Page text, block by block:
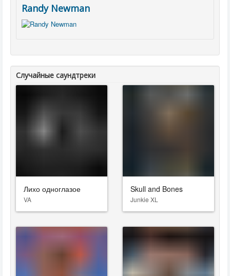
Randy Newman
Случайные саундтреки
Лихо одноглазое
VA
Skull and Bones
Junkie XL